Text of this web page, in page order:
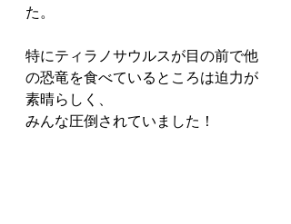
た。
特にティラノサウルスが目の前で他
の恐竜を食べているところは迫力が
素晴らしく、
みんな圧倒されていました！